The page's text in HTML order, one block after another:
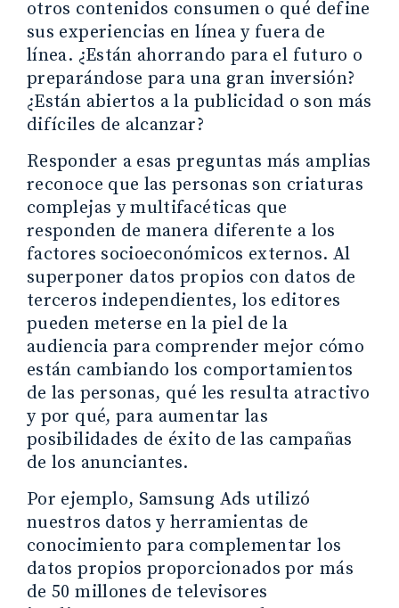
otros contenidos consumen o qué define
sus experiencias en línea y fuera de
línea. ¿Están ahorrando para el futuro o
preparándose para una gran inversión?
¿Están abiertos a la publicidad o son más
difíciles de alcanzar?
Responder a esas preguntas más amplias
reconoce que las personas son criaturas
complejas y multifacéticas que
responden de manera diferente a los
factores socioeconómicos externos. Al
superponer datos propios con datos de
terceros independientes, los editores
pueden meterse en la piel de la
audiencia para comprender mejor cómo
están cambiando los comportamientos
de las personas, qué les resulta atractivo
y por qué, para aumentar las
posibilidades de éxito de las campañas
de los anunciantes.
Por ejemplo, Samsung Ads utilizó
nuestros datos y herramientas de
conocimiento para complementar los
datos propios proporcionados por más
de 50 millones de televisores